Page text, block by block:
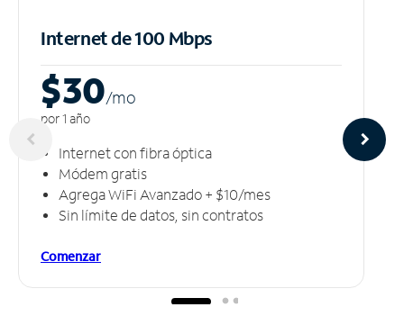
Internet de 100 Mbps
$30/mo
por 1 año
Internet con fibra óptica
Módem gratis
Agrega WiFi Avanzado + $10/mes
Sin límite de datos, sin contratos
Comenzar